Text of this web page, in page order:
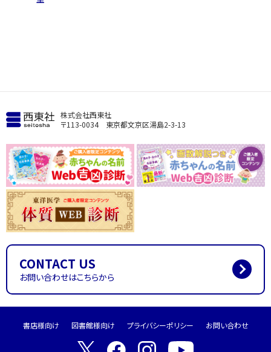
株式会社西東社
〒113-0034 東京都文京区湯島2-3-13
CONTACT US
お問い合わせはこちらから
書店様向け 図書館様向け プライバシーポリシー お問い合わせ